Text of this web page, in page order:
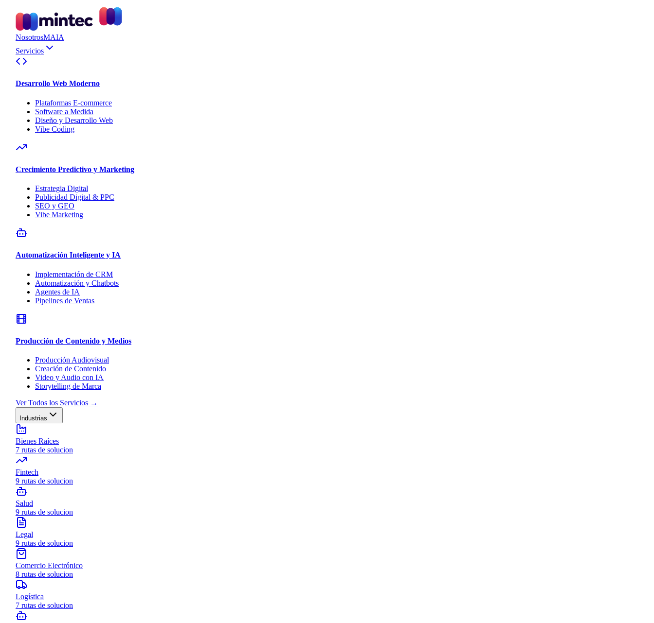
NosotrosMAIA
Servicios
Desarrollo Web Moderno
Plataformas E-commerce
Software a Medida
Diseño y Desarrollo Web
Vibe Coding
Crecimiento Predictivo y Marketing
Estrategia Digital
Publicidad Digital & PPC
SEO y GEO
Vibe Marketing
Automatización Inteligente y IA
Implementación de CRM
Automatización y Chatbots
Agentes de IA
Pipelines de Ventas
Producción de Contenido y Medios
Producción Audiovisual
Creación de Contenido
Video y Audio con IA
Storytelling de Marca
Ver Todos los Servicios →
Industrias
Bienes Raíces
7 rutas de solucion
Fintech
9 rutas de solucion
Salud
9 rutas de solucion
Legal
9 rutas de solucion
Comercio Electrónico
8 rutas de solucion
Logística
7 rutas de solucion